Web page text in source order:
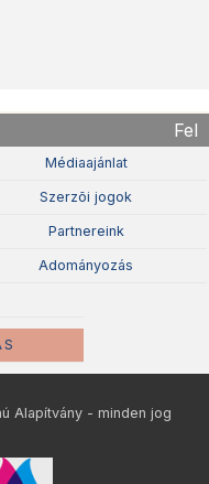
Fel
Médiaajánlat
Szerzõi jogok
Partnereink
Adományozás
Alapítvány - minden jog